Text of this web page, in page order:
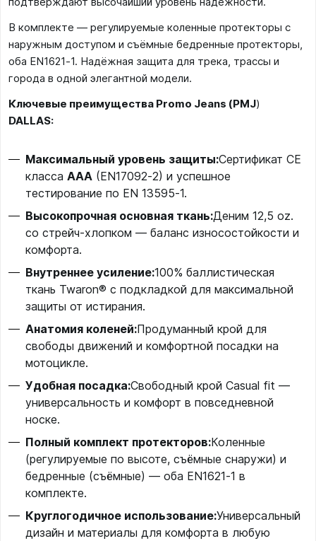
В комплекте — регулируемые коленные протекторы с
наружным доступом и съёмные бедренные протекторы,
оба EN1621‑1. Надёжная защита для трека, трассы и
города в одной элегантной модели.
Ключевые преимущества Promo Jeans (PMJ)
DALLAS:
Максимальный уровень защиты:Сертификат CE
класса AAA (EN17092‑2) и успешное
тестирование по EN 13595‑1.
Высокопрочная основная ткань:Деним 12,5 oz.
со стрейч-хлопком — баланс износостойкости и
комфорта.
Внутреннее усиление:100% баллистическая
ткань Twaron® с подкладкой для максимальной
защиты от истирания.
Анатомия коленей:Продуманный крой для
свободы движений и комфортной посадки на
мотоцикле.
Удобная посадка:Свободный крой Casual fit —
универсальность и комфорт в повседневной
носке.
Полный комплект протекторов:Коленные
(регулируемые по высоте, съёмные снаружи) и
бедренные (съёмные) — оба EN1621‑1 в
комплекте.
Круглогодичное использование:Универсальный
дизайн и материалы для комфорта в любую